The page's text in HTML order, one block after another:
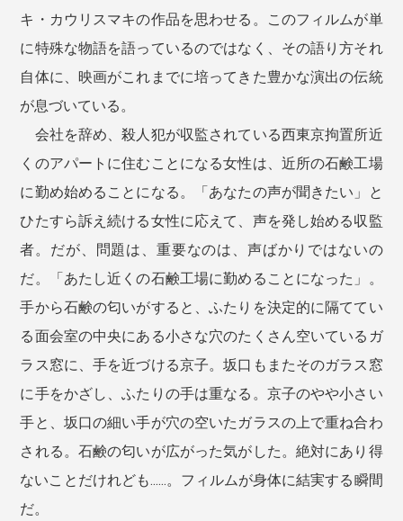
キ・カウリスマキの作品を思わせる。このフィルムが単
に特殊な物語を語っているのではなく、その語り方それ
自体に、映画がこれまでに培ってきた豊かな演出の伝統
が息づいている。
会社を辞め、殺人犯が収監されている西東京拘置所近
くのアパートに住むことになる女性は、近所の石鹸工場
に勤め始めることになる。「あなたの声が聞きたい」と
ひたすら訴え続ける女性に応えて、声を発し始める収監
者。だが、問題は、重要なのは、声ばかりではないの
だ。「あたし近くの石鹸工場に勤めることになった」。
手から石鹸の匂いがすると、ふたりを決定的に隔ててい
る面会室の中央にある小さな穴のたくさん空いているガ
ラス窓に、手を近づける京子。坂口もまたそのガラス窓
に手をかざし、ふたりの手は重なる。京子のやや小さい
手と、坂口の細い手が穴の空いたガラスの上で重ね合わ
される。石鹸の匂いが広がった気がした。絶対にあり得
ないことだけれども……。フィルムが身体に結実する瞬間
だ。